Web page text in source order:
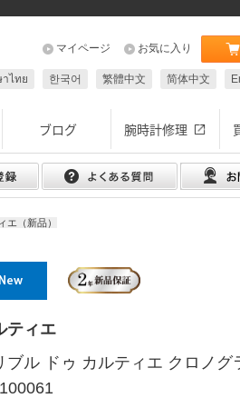
お気に入り
マイページ
简体中文
繁體中文
한국어
ไทย
ブログ 腕時計修理
エ（新品）
ティエ
ブル ドゥ カルティエ クロノグ